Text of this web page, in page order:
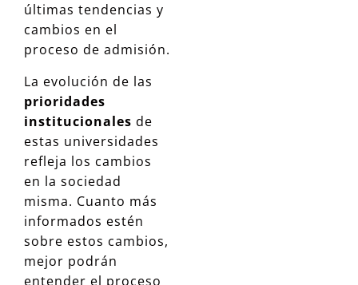
últimas tendencias y
cambios en el
proceso de admisión.
La evolución de las
prioridades
institucionales de
estas universidades
refleja los cambios
en la sociedad
misma. Cuanto más
informados estén
sobre estos cambios,
mejor podrán
entender el proceso